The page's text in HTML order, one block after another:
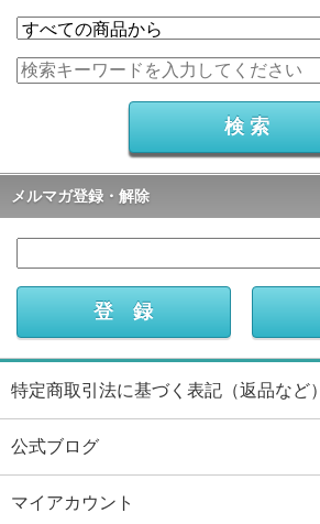
メルマガ登録・解除
特定商取引法に基づく表記（返品など）
公式ブログ
マイアカウント